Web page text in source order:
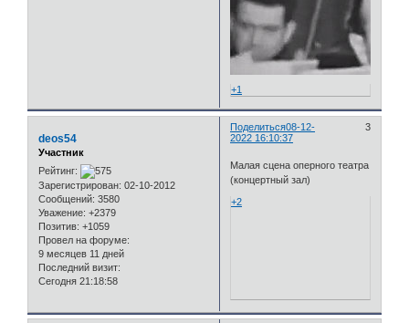
+1
Поделиться 3
08-12-
2022 16:10:37
deos54
Участник
Рейтинг:
Зарегистрирован: 02-10-2012
Сообщений: 3580
Уважение: +2379
Позитив: +1059
Провел на форуме:
9 месяцев 11 дней
Последний визит:
Сегодня 21:18:58
Малая сцена оперного театра
(концертный зал)
+2